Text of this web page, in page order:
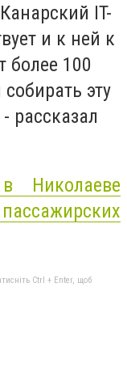
IT-
и к ней к
более 100
эту
рассказал
Николаеве
Ctrl + Enter, щоб